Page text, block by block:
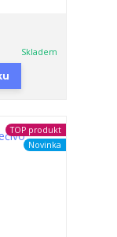
Skladem
TOP produkt
Novinka